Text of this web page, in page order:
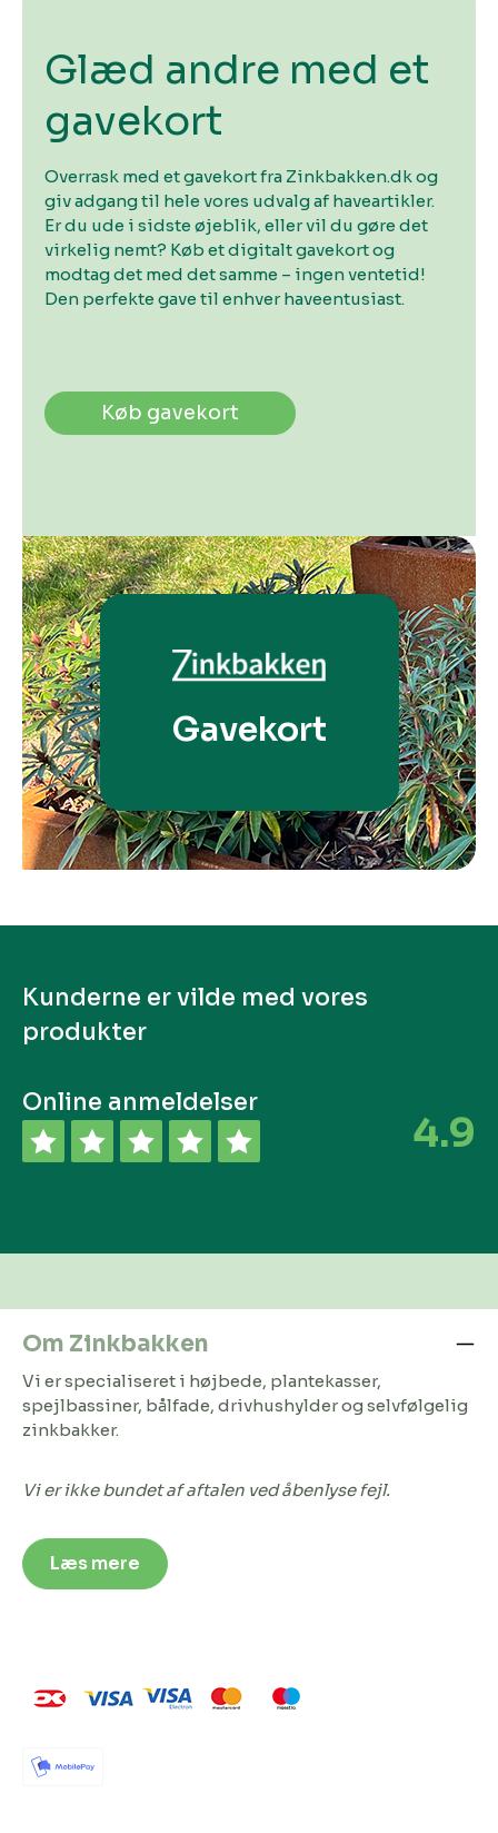
Glæd andre med et
gavekort
Overrask med et gavekort fra Zinkbakken.dk og
giv adgang til hele vores udvalg af haveartikler.
Er du ude i sidste øjeblik, eller vil du gøre det
virkelig nemt? Køb et digitalt gavekort og
modtag det med det samme – ingen ventetid!
Den perfekte gave til enhver haveentusiast.
Køb gavekort
Gavekort
Kunderne er vilde med vores
produkter
Online anmeldelser
4.9
Om Zinkbakken
Vi er specialiseret i højbede, plantekasser,
spejlbassiner, bålfade, drivhushylder og selvfølgelig
zinkbakker.
Vi er ikke bundet af aftalen ved åbenlyse fejl.
Læs mere